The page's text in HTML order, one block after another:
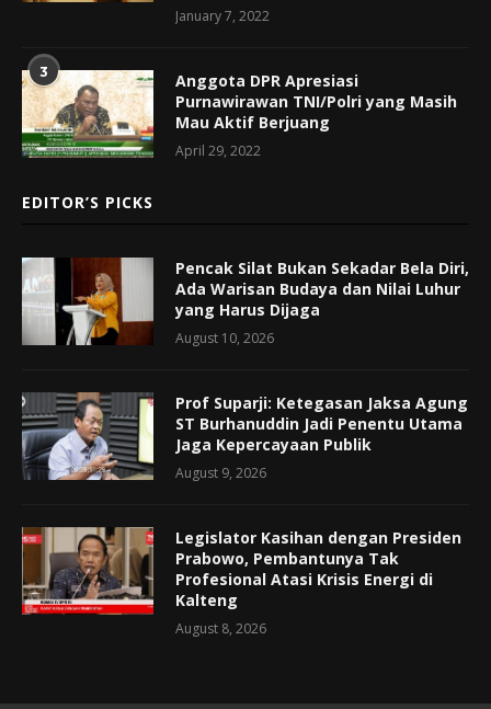
January 7, 2022
3
Anggota DPR Apresiasi
Purnawirawan TNI/Polri yang Masih
Mau Aktif Berjuang
April 29, 2022
EDITOR’S PICKS
Pencak Silat Bukan Sekadar Bela Diri,
Ada Warisan Budaya dan Nilai Luhur
yang Harus Dijaga
August 10, 2026
Prof Suparji: Ketegasan Jaksa Agung
ST Burhanuddin Jadi Penentu Utama
Jaga Kepercayaan Publik
August 9, 2026
Legislator Kasihan dengan Presiden
Prabowo, Pembantunya Tak
Profesional Atasi Krisis Energi di
Kalteng
August 8, 2026